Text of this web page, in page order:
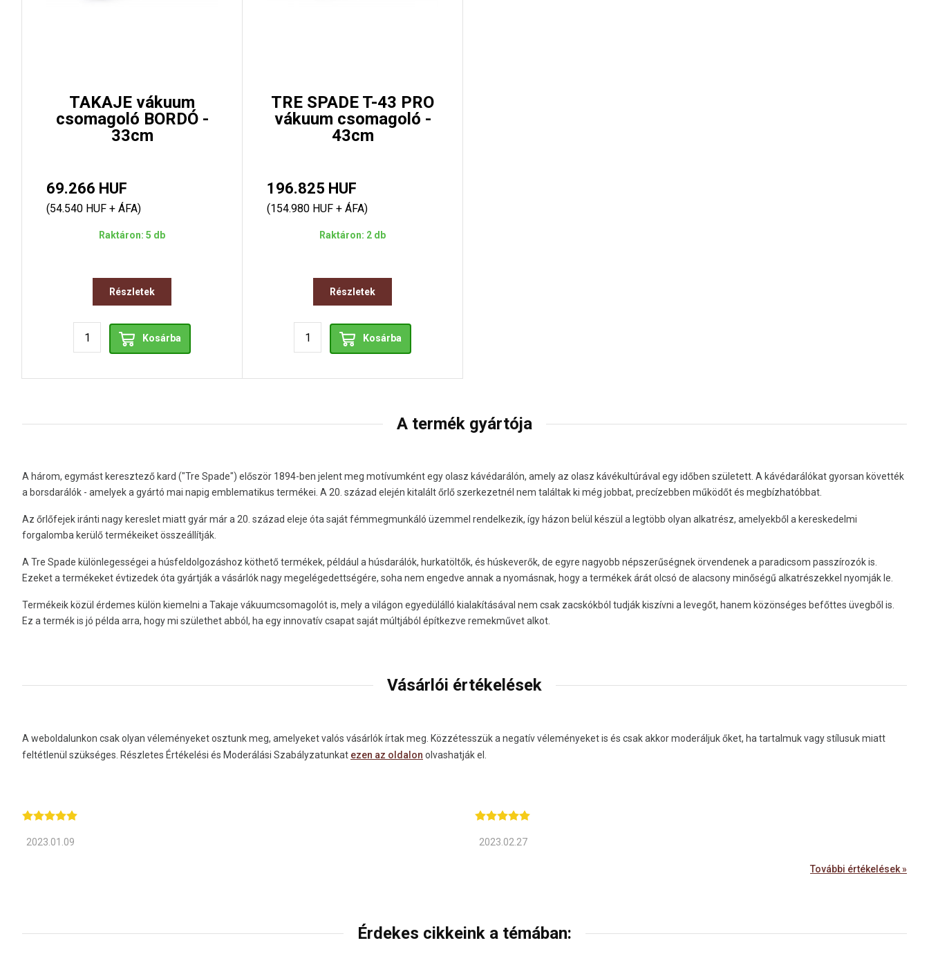
TAKAJE vákuum
csomagoló BORDÓ -
33cm
69.266 HUF
(54.540 HUF + ÁFA)
Raktáron: 5 db
Részletek
Kosárba
TRE SPADE T-43 PRO
vákuum csomagoló -
43cm
196.825 HUF
(154.980 HUF + ÁFA)
Raktáron: 2 db
Részletek
Kosárba
A termék gyártója
A három, egymást keresztező kard ("Tre Spade") először 1894-ben jelent meg motívumként egy olasz kávédarálón, amely az olasz kávékultúrával egy időben született. A kávédarálókat gyorsan követték
a borsdarálók - amelyek a gyártó mai napig emblematikus termékei. A 20. század elején kitalált őrlő szerkezetnél nem találtak ki még jobbat, precízebben működőt és megbízhatóbbat.
Az őrlőfejek iránti nagy kereslet miatt gyár már a 20. század eleje óta saját fémmegmunkáló üzemmel rendelkezik, így házon belül készül a legtöbb olyan alkatrész, amelyekből a kereskedelmi
forgalomba kerülő termékeiket összeállítják.
A Tre Spade különlegességei a húsfeldolgozáshoz köthető termékek, például a húsdarálók, hurkatöltők, és húskeverők, de egyre nagyobb népszerűségnek örvendenek a paradicsom passzírozók is.
Ezeket a termékeket évtizedek óta gyártják a vásárlók nagy megelégedettségére, soha nem engedve annak a nyomásnak, hogy a termékek árát olcsó de alacsony minőségű alkatrészekkel nyomják le.
Termékeik közül érdemes külön kiemelni a Takaje vákuumcsomagolót is, mely a világon egyedülálló kialakításával nem csak zacskókból tudják kiszívni a levegőt, hanem közönséges befőttes üvegből is.
Ez a termék is jó példa arra, hogy mi születhet abból, ha egy innovatív csapat saját múltjából építkezve remekművet alkot.
Vásárlói értékelések
A weboldalunkon csak olyan véleményeket osztunk meg, amelyeket valós vásárlók írtak meg. Közzétesszük a negatív véleményeket is és csak akkor moderáljuk őket, ha tartalmuk vagy stílusuk miatt
feltétlenül szükséges. Részletes Értékelési és Moderálási Szabályzatunkat ezen az oldalon olvashatják el.
2023.01.09 2023.02.27
További értékelések »
Érdekes cikkeink a témában: